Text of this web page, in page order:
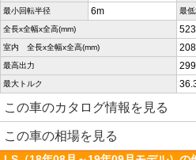
最小回転半径 6m 最
全長x全幅x全高(mm)
室内 全長x全幅x全高(mm)
最高出力
最大トルク
この車のカタログ情報を見る
この車の相場を見る